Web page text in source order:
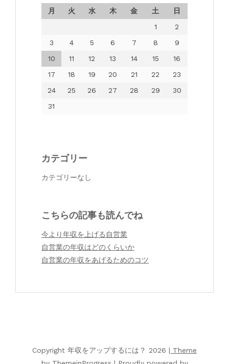
月 火 水 木 金 土
日
1
2
3
4 5 6 7 8
9
10
11 12 13 14 15
16
17
18 19 20 21 22
23
24
25 26 27 28 29
30
31
カテゴリー
カテゴリーなし
こちらの記事も読んでね
今より年収を上げる自営業
自営業の年収はどのくらいか
自営業の年収をあげるためのコツ
Copyright 年収をアップするには？ 2026 | Theme